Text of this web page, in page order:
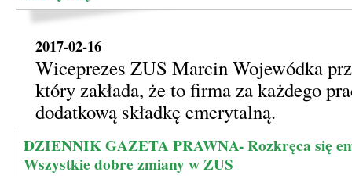
2017-02-16
Wiceprezes ZUS Marcin Wojewódka
który zakłada, że to firma za każdego
dodatkową składkę emerytalną.
DZIENNIK GAZETA PRAWNA- Rozkręca się
Wszystkie dobre zmiany w ZUS